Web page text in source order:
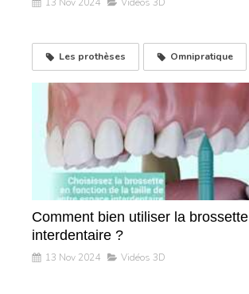
13 Nov 2024 Vidéos 3D
Les prothèses Omnipratique
Comment bien utiliser la brossette
interdentaire ?
13 Nov 2024 Vidéos 3D